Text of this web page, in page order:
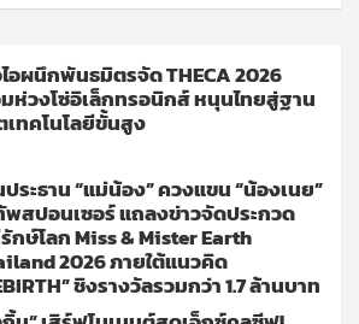
อผนึกพันธมิตรจัด THECA 2026
ห่วงโซ่อิเล็กทรอนิกส์ หนุนไทยสู่ฐาน
ทคโนโลยีขั้นสูง
ระธาน “แม่น้อง” ควงแขน “น้องเนย”
สปอนเซอร์ แถลงข่าวจัดประกวด
กษ์โลก Miss & Mister Earth
2026 ภายใต้แนวคิด
ชิงรางวัลรวมกว่า 1.7 ล้านบาท